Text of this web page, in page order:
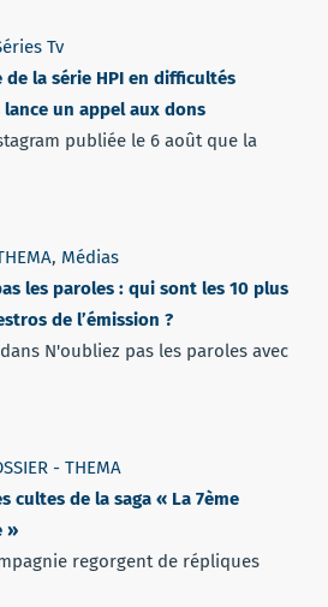
Tv
de la série HPI en difficultés
un appel aux dons
publiée le 6 août que la
, Médias
les paroles : qui sont les 10 plus
de l’émission ?
N'oubliez pas les paroles avec
- THEMA
cultes de la saga « La 7ème
»
regorgent de répliques